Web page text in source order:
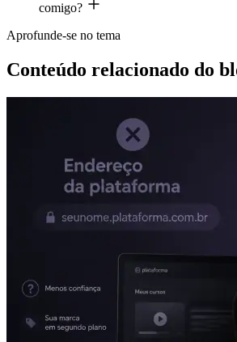
comigo?
Aprofunde-se no tema
Conteúdo relacionado do